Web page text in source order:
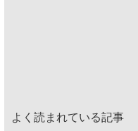
よく読まれている記事